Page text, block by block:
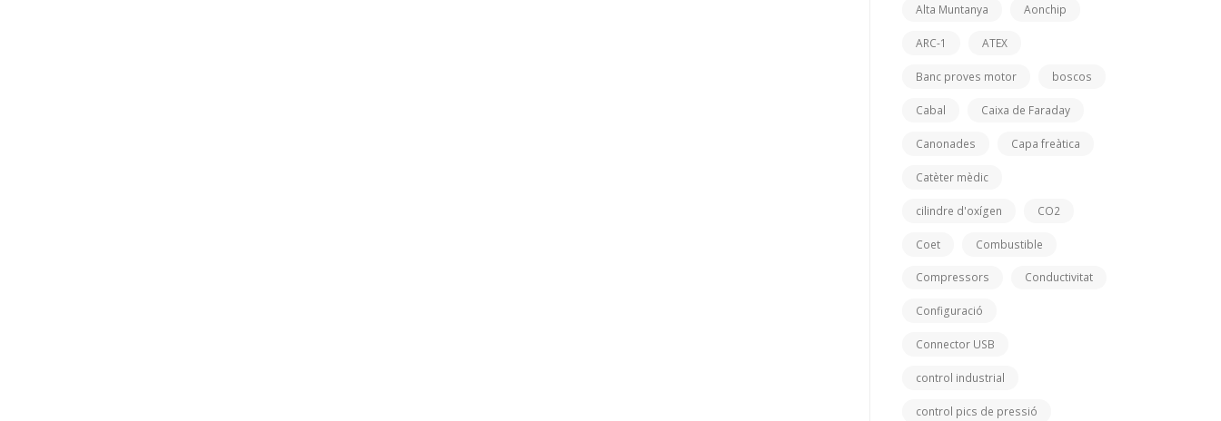
Alta Muntanya Aonchip
ARC-1 ATEX
Banc proves motor boscos
Cabal Caixa de Faraday
Canonades Capa freàtica
Catèter mèdic
cilindre d'oxígen CO2
Coet Combustible
Compressors Conductivitat
Configuració
Connector USB
control industrial
control pics de pressió